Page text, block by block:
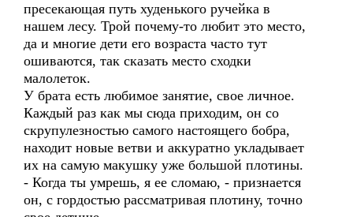
пресекающая путь худенького ручейка в
нашем лесу. Трой почему-то любит это место,
да и многие дети его возраста часто тут
ошиваются, так сказать место сходки
малолеток.
У брата есть любимое занятие, свое личное.
Каждый раз как мы сюда приходим, он со
скрупулезностью самого настоящего бобра,
находит новые ветви и аккуратно укладывает
их на самую макушку уже большой плотины.
- Когда ты умрешь, я ее сломаю, - признается
он, с гордостью рассматривая плотину, точно